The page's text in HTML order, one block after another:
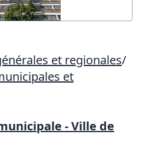
et regionales/
et
- Ville de